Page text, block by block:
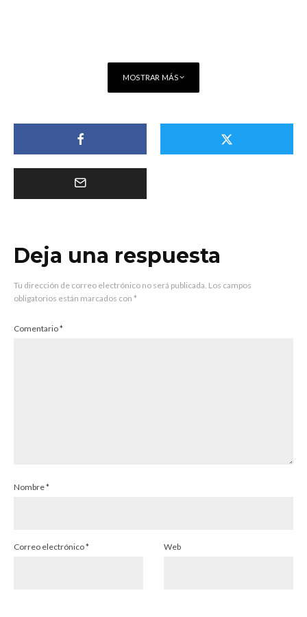
MOSTRAR MÁS
Deja una respuesta
Tu dirección de correo electrónico no será publicada. Los campos
obligatorios están marcados con *
Comentario*
Nombre*
Correo electrónico* Web